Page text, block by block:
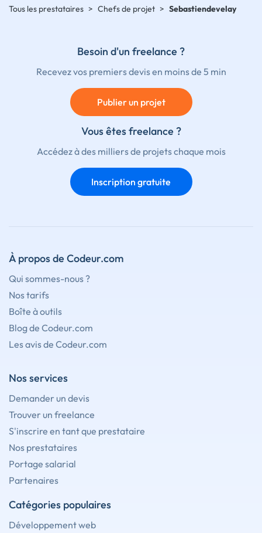
Tous les prestataires > Chefs de projet > Sebastiendevelay
Besoin d'un freelance ?
Recevez vos premiers devis en moins de 5 min
Publier un projet
Vous êtes freelance ?
Accédez à des milliers de projets chaque mois
Inscription gratuite
À propos de Codeur.com
Qui sommes-nous ?
Nos tarifs
Boîte à outils
Blog de Codeur.com
Les avis de Codeur.com
Nos services
Demander un devis
Trouver un freelance
S'inscrire en tant que prestataire
Nos prestataires
Portage salarial
Partenaires
Catégories populaires
Développement web